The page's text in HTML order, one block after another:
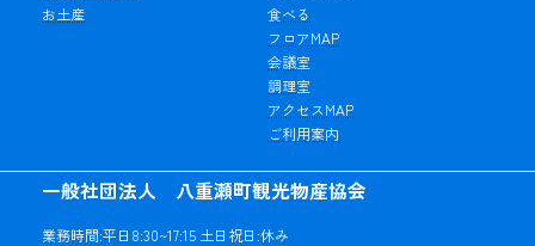
一般社団法人 八重瀬町観光物産協会
業務時間:平日8:30~17:15 土日祝日:休み
お土産
食べる
フロアMAP
会議室
調理室
アクセスMAP
ご利用案内